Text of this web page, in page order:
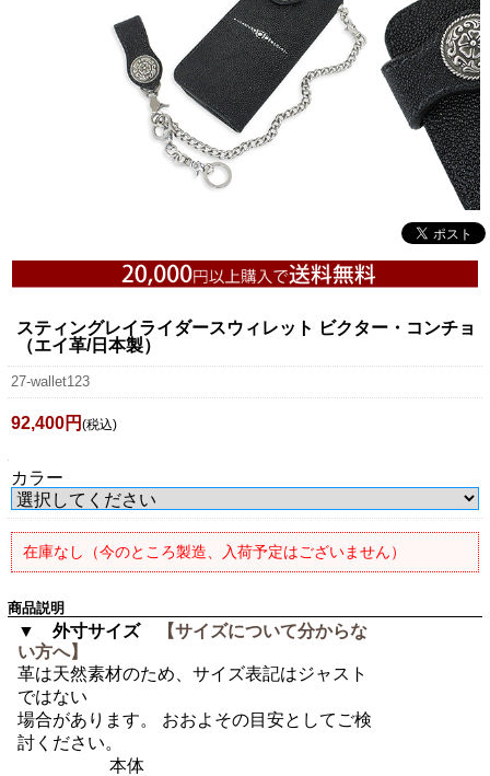
スティングレイライダースウィレット ビクター・コンチョ
（エイ革/日本製）
27-wallet123
92,400円 (税込)
カラー
在庫なし（今のところ製造、入荷予定はございません）
商品説明
▼ 外寸サイズ
【サイズについて分からな
い方へ】
革は天然素材のため、サイズ表記はジャスト
ではない
場合があります。 おおよその目安としてご検
討ください。
本体